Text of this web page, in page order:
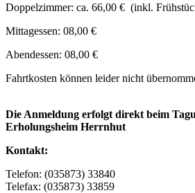
Doppelzimmer: ca. 66,00 € (inkl.
Mittagessen: 08,00 €
Abendessen: 08,00 €
Fahrtkosten können leider nicht
Die Anmeldung erfolgt direkt beim
Erholungsheim Herrnhut
Kontakt:
Telefon: (035873) 33840
Telefax: (035873) 33859